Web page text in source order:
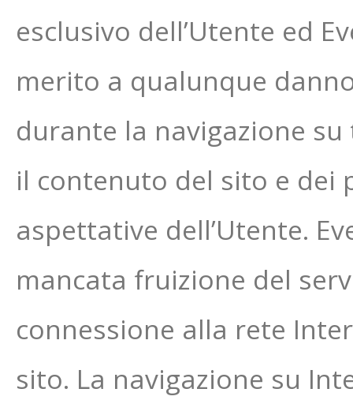
esclusivo dell’Utente ed
merito a qualunque
durante la navigazione
il contenuto del sito e dei
aspettative dell’Utente.
mancata fruizione del
connessione alla rete
sito. La navigazione su